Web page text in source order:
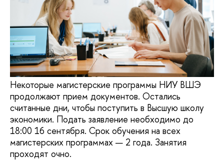
Некоторые магистерские программы НИУ ВШЭ
продолжают прием документов. Остались
считанные дни, чтобы поступить в Высшую школу
экономики. Подать заявление необходимо до
18:00 16 сентября. Срок обучения на всех
магистерских программах — 2 года. Занятия
проходят очно.